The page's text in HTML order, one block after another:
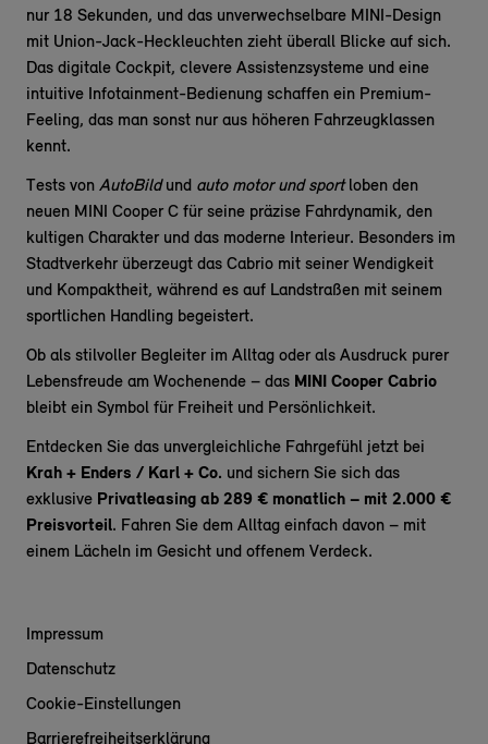
nur 18 Sekunden, und das unverwechselbare MINI-Design
mit Union-Jack-Heckleuchten zieht überall Blicke auf sich.
Das digitale Cockpit, clevere Assistenzsysteme und eine
intuitive Infotainment-Bedienung schaffen ein Premium-
Feeling, das man sonst nur aus höheren Fahrzeugklassen
kennt.
Tests von AutoBildund auto motor und sportloben den
neuen MINI Cooper C für seine präzise Fahrdynamik, den
kultigen Charakter und das moderne Interieur. Besonders im
Stadtverkehr überzeugt das Cabrio mit seiner Wendigkeit
und Kompaktheit, während es auf Landstraßen mit seinem
sportlichen Handling begeistert.
Ob als stilvoller Begleiter im Alltag oder als Ausdruck purer
Lebensfreude am Wochenende – das MINI Cooper Cabrio
bleibt ein Symbol für Freiheit und Persönlichkeit.
Entdecken Sie das unvergleichliche Fahrgefühl jetzt bei
Krah + Enders / Karl + Co. und sichern Sie sich das
exklusive Privatleasing ab 289 € monatlich – mit 2.000 €
Preisvorteil. Fahren Sie dem Alltag einfach davon – mit
einem Lächeln im Gesicht und offenem Verdeck.
Impressum
Datenschutz
Cookie-Einstellungen
Barrierefreiheitserklärung